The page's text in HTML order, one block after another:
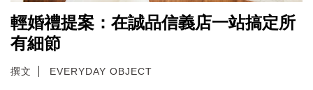
輕婚禮提案：在誠品信義店一站搞定所
有細節
撰文 EVERYDAY OBJECT